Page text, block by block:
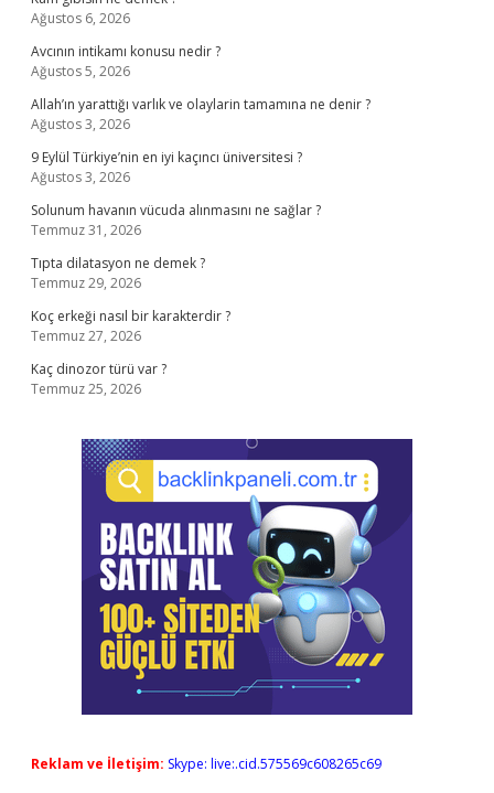
Ağustos 6, 2026
Avcının intikamı konusu nedir ?
Ağustos 5, 2026
Allah’ın yarattığı varlık ve olaylarin tamamına ne denir ?
Ağustos 3, 2026
9 Eylül Türkiye’nin en iyi kaçıncı üniversitesi ?
Ağustos 3, 2026
Solunum havanın vücuda alınmasını ne sağlar ?
Temmuz 31, 2026
Tıpta dilatasyon ne demek ?
Temmuz 29, 2026
Koç erkeği nasıl bir karakterdir ?
Temmuz 27, 2026
Kaç dinozor türü var ?
Temmuz 25, 2026
Reklam ve İletişim: Skype: live:.cid.575569c608265c69